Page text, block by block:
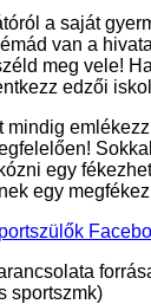
a saját
van a
meg vele!
edzői
mindig
egy
egy
sportszmk)